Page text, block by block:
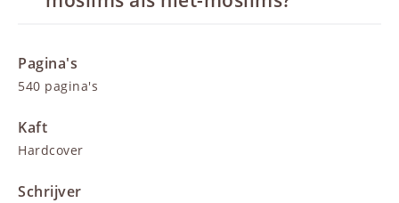
Pagina's
540 pagina's
Kaft
Hardcover
Schrijver